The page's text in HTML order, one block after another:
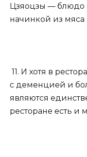
Цзяоцзы — блюдо
начинкой из
11. И хотя в
с деменцией и
являются
ресторане есть